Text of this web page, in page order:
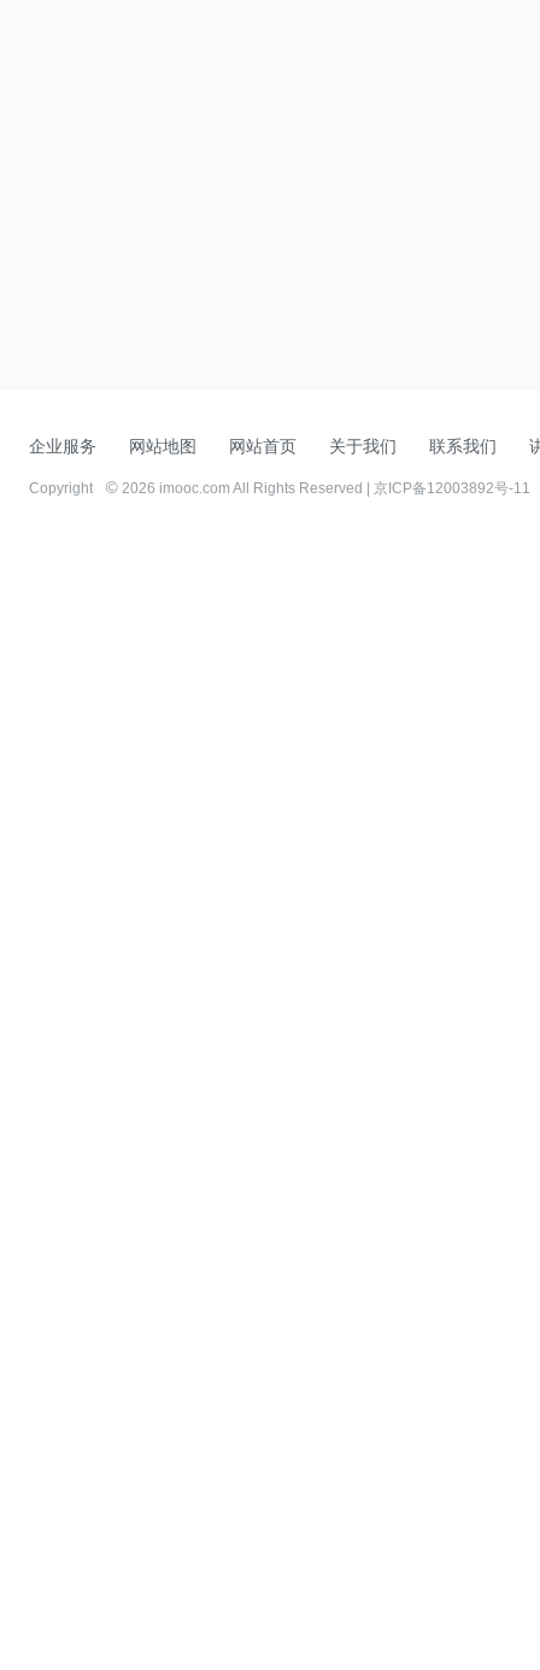
企业服务 网站地图 网站首页 关于我们 联系我们
Copyright 2026 imooc.com All Rights Reserved | 京ICP备12003892号-11